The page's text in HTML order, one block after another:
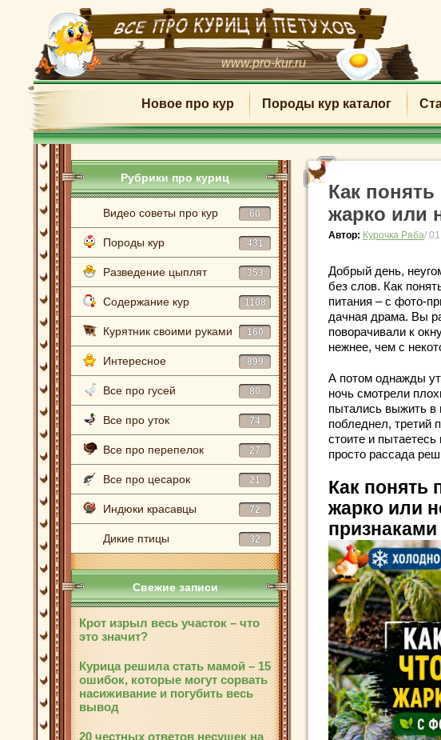
www.pro-kur.ru
Новое про кур Породы кур каталог
Рубрики про куриц
Видео советы про кур 60
Породы кур 431
Разведение цыплят 353
Содержание кур 1108
Курятник своими руками 160
Интересное 899
Все про гусей 80
Все про уток 74
Все про перепелок 27
Все про цесарок 21
Индюки красавцы 72
Дикие птицы 32
Свежие записи
Крот изрыл весь участок – что
это значит?
Курица решила стать мамой – 15
ошибок, которые могут сорвать
насиживание и погубить весь
вывод
20 честных ответов несушек на
Как
жарко или
Автор: Курочка Ряба/
Добрый день,
без слов. Как
питания – с фото-
дачная драма. Вы
поворачивали к
нежнее, чем с
А потом однажды
ночь смотрели
пытались выжить в
побледнел, третий
стоите и
просто рассада
Как понять
жарко или